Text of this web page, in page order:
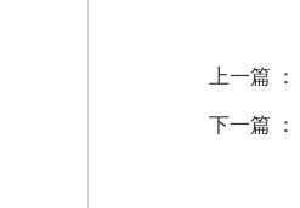
上一篇 ：
下一篇 ：